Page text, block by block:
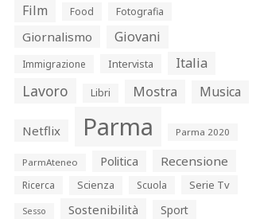
Film Food Fotografia
Giornalismo Giovani
Immigrazione Intervista Italia
Lavoro Libri Mostra Musica
Netflix Parma Parma 2020
ParmAteneo Politica Recensione
Ricerca Scienza Scuola Serie Tv
Sesso Sostenibilità Sport